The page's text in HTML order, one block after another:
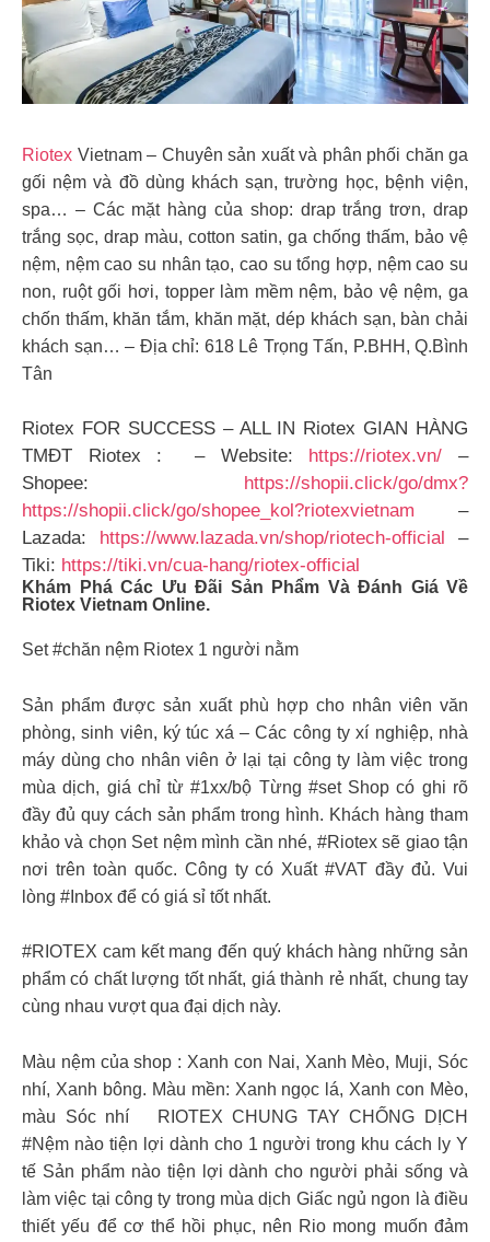
Riotex Vietnam – Chuyên sản xuất và phân phối chăn ga
gối nệm và đồ dùng khách sạn, trường học, bệnh viện,
spa… – Các mặt hàng của shop: drap trắng trơn, drap
trắng sọc, drap màu, cotton satin, ga chống thấm, bảo vệ
nệm, nệm cao su nhân tạo, cao su tổng hợp, nệm cao su
non, ruột gối hơi, topper làm mềm nệm, bảo vệ nệm, ga
chốn thấm, khăn tắm, khăn mặt, dép khách sạn, bàn chải
khách sạn… – Địa chỉ: 618 Lê Trọng Tấn, P.BHH, Q.Bình
Tân
Riotex FOR SUCCESS – ALL IN Riotex GIAN HÀNG
TMĐT Riotex : – Website: https://riotex.vn/ –
Shopee:
https://shopii.click/go/dmx?
https://shopii.click/go/shopee_kol?riotexvietnam –
Lazada:
https://www.lazada.vn/shop/riotech-official
–
Tiki: https://tiki.vn/cua-hang/riotex-official
Khám Phá Các Ưu Đãi Sản Phẩm Và Đánh Giá Về
Riotex Vietnam Online.
Set #chăn nệm Riotex 1 người nằm
Sản phẩm được sản xuất phù hợp cho nhân viên văn
phòng, sinh viên, ký túc xá – Các công ty xí nghiệp, nhà
máy dùng cho nhân viên ở lại tại công ty làm việc trong
mùa dịch, giá chỉ từ #1xx/bộ Từng #set Shop có ghi rõ
đầy đủ quy cách sản phẩm trong hình. Khách hàng tham
khảo và chọn Set nệm mình cần nhé, #Riotex sẽ giao tận
nơi trên toàn quốc. Công ty có Xuất #VAT đầy đủ. Vui
lòng #Inbox để có giá sỉ tốt nhất.
#RIOTEX cam kết mang đến quý khách hàng những sản
phẩm có chất lượng tốt nhất, giá thành rẻ nhất, chung tay
cùng nhau vượt qua đại dịch này.
Màu nệm của shop : Xanh con Nai, Xanh Mèo, Muji, Sóc
nhí, Xanh bông. Màu mền: Xanh ngọc lá, Xanh con Mèo,
màu Sóc nhí RIOTEX CHUNG TAY CHỐNG DỊCH
#Nệm nào tiện lợi dành cho 1 người trong khu cách ly Y
tế Sản phẩm nào tiện lợi dành cho người phải sống và
làm việc tại công ty trong mùa dịch ​Giấc ngủ ngon là điều
thiết yếu để cơ thể hồi phục, nên Rio mong muốn đảm